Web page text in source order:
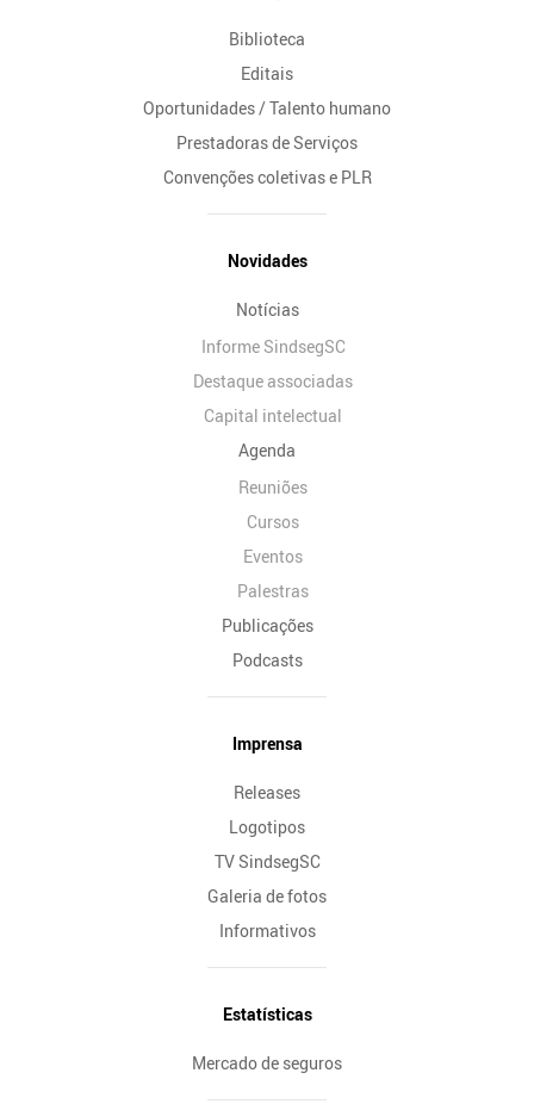
Biblioteca
Editais
Oportunidades / Talento humano
Prestadoras de Serviços
Convenções coletivas e PLR
Novidades
Notícias
Informe SindsegSC
Destaque associadas
Capital intelectual
Agenda
Reuniões
Cursos
Eventos
Palestras
Publicações
Podcasts
Imprensa
Releases
Logotipos
TV SindsegSC
Galeria de fotos
Informativos
Estatísticas
Mercado de seguros